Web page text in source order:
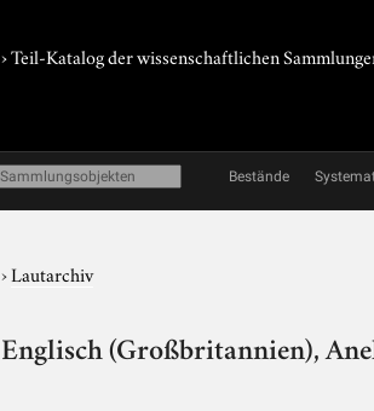
› Teil-Katalog der wissenschaftlichen
Bestände
›Lautarchiv
Englisch (Großbritannien),